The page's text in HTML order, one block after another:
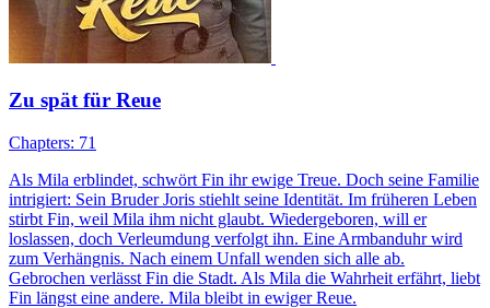
Zu spät für Reue
Chapters: 71
Als Mila erblindet, schwört Fin ihr ewige Treue. Doch seine Familie
intrigiert: Sein Bruder Joris stiehlt seine Identität. Im früheren Leben
stirbt Fin, weil Mila ihm nicht glaubt. Wiedergeboren, will er
loslassen, doch Verleumdung verfolgt ihn. Eine Armbanduhr wird
zum Verhängnis. Nach einem Unfall wenden sich alle ab.
Gebrochen verlässt Fin die Stadt. Als Mila die Wahrheit erfährt, liebt
Fin längst eine andere. Mila bleibt in ewiger Reue.